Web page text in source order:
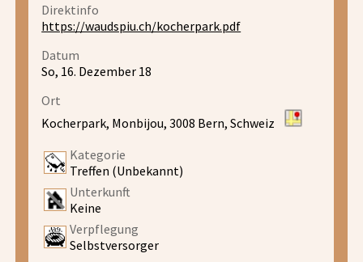
Direktinfo
https://waudspiu.ch/kocherpark.pdf
Datum
So, 16. Dezember 18
Ort
Kocherpark, Monbijou, 3008 Bern, Schweiz
Kategorie
Treffen (Unbekannt)
Unterkunft
Keine
Verpflegung
Selbstversorger